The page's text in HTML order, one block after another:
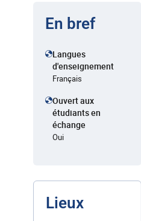
En bref
Langues
d'enseignement
Français
Ouvert aux
étudiants en
échange
Oui
Lieux